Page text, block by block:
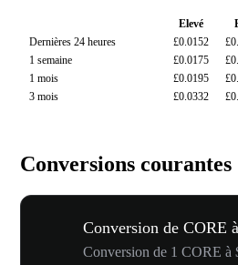
Elevé
Dernières 24 heures
£0.0152
1 semaine
£0.0175
1 mois
£0.0195
3 mois
£0.0332
Conversions courantes
Conversion de CORE
Conversion de 1 CORE à